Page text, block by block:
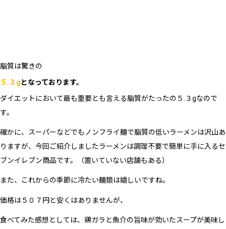
脂質は驚きの
５.３gとなっております。
ダイエットにおいて最も重要とも言える脂質がたったの５.３gなので
す。
確かに、スーパーなどでもノンフライ麺で脂質の低いラーメンは沢山あ
りますが、今回ご紹介しましたラーメンは調理不要で簡単に手に入るセ
ブンイレブン商品です。（置いていない店舗もある）
また、これからの季節に冷たい麺類は嬉しいですね。
価格は５０７円と安くはありませんが、
食べてみた感想としては、鶏ガラと魚介の旨味が効いたスープが美味し